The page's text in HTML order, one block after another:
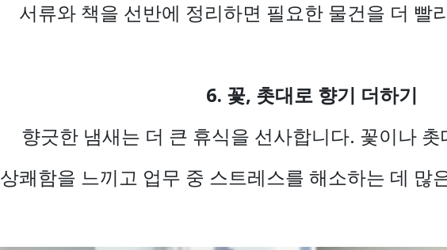
서류와 책을 선반에 정리하면 필요한 물건을 더 빨
6. 꽃, 촛대로 향기 더하기
향긋한 냄새는 더 큰 휴식을 선사합니다. 꽃이나
상쾌함을 느끼고 업무 중 스트레스를 해소하는 데 많